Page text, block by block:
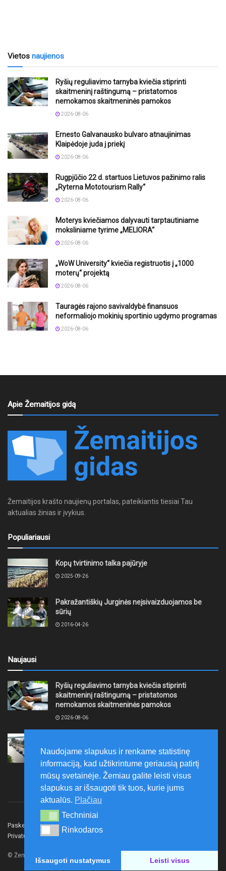
Vietos naujienos
Ryšių reguliavimo tarnyba kviečia stiprinti
skaitmeninį raštingumą – pristatomos
nemokamos skaitmeninės pamokos
2026-08-06
Ernesto Galvanausko bulvaro atnaujinimas
Klaipėdoje juda į priekį
2026-08-06
Rugpjūčio 22 d. startuos Lietuvos pažinimo ralis
„Ryterna Mototourism Rally“
2026-08-06
Moterys kviečiamos dalyvauti tarptautiniame
moksliniame tyrime „MELIORA“
2026-08-06
„WoW University“ kviečia registruotis į „1000
moterų“ projektą
2026-08-06
Tauragės rajono savivaldybė finansuos
neformaliojo mokinių sportinio ugdymo programas
2026-08-06
Apie Žemaitijos gidą
Žemaitijos krašto naujienų portalas, pateikiantis tiesiai Tau
aktualias žinias ir įvykius.
Populiariausi
Kopų tvirtinimo talka pajūryje
2025-09-26
Pakražantiškių Jurginės neįsivaizduojamos be
sūrių
2016-04-26
Naujausi
Ryšių reguliavimo tarnyba kviečia stiprinti
skaitmeninį raštingumą – pristatomos
nemokamos skaitmeninės pamokos
2026-08-06
Klaipėdoje juda į priekį
2026-08-06
Paskelbk naujieną Rašyti redakcijai
Privatumo politika
© Žemaitijos gidas.
Naudojame slapukus ir renkame statistinę
informaciją, kad užtikrintume geriausią patirtį
mūsų svetainėje. Žemiau galite leisti visus
slapukus ar išsaugoti tik tuos, kurie jums
aktualūs. Plačiau
Techniniai
Techniniai
Rinkodaros
Rinkodaros
Išsaugoti nustatymus Leisti visus